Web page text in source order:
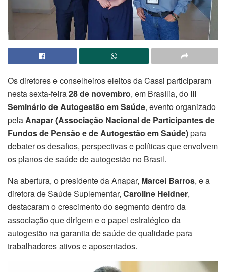
Os diretores e conselheiros eleitos da Cassi participaram
nesta sexta-feira28 de novembro, em Brasília, do III
Seminário de Autogestão em Saúde, evento organizado
pelaAnapar (Associação Nacional de Participantes de
Fundos de Pensão e de Autogestão em Saúde)para
debater os desafios, perspectivas e políticas que envolvem
os planos de saúde de autogestão no Brasil.
Na abertura, o presidente da Anapar, Marcel Barros, e a
diretora de Saúde Suplementar, Caroline Heidner,
destacaram o crescimento do segmento dentro da
associação que dirigem e o papel estratégico da
autogestão na garantia de saúde de qualidade para
trabalhadores ativos e aposentados.